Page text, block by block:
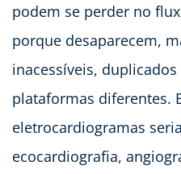
podem se perder no
porque desaparecem,
inacessíveis,
plataformas diferentes.
eletrocardiogramas
ecocardiografia,